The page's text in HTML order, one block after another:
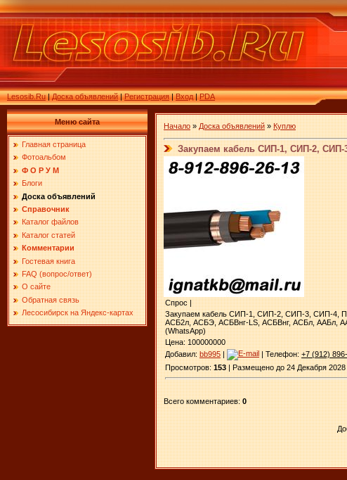
Lesosib.Ru|Доска объявлений|Регистрация|Вход|PDA
Меню сайта
Главная страница
Фотоальбом
Ф О Р У М
Блоги
Доска объявлений
Справочник
Каталог файлов
Каталог статей
Комментарии
Гостевая книга
FAQ (вопрос/ответ)
О сайте
Обратная связь
Лесосибирск на Яндекс-картах
Начало » Доска объявлений » Куплю
Закупаем кабель СИП-1, СИП-2,
Спрос |
Закупаем кабель СИП-1, СИП-2, СИП-3, СИП-4,
АСБ2л, АСБЭ, АСБВнг-LS, АСБВнг, АСБл, ААБл,
(WhatsApp)
Цена: 100000000
Добавил: bb995 | | Телефон: +7 (912)
Просмотров: 153 | Размещено до 24 Декабря 2028
Всего комментариев: 0